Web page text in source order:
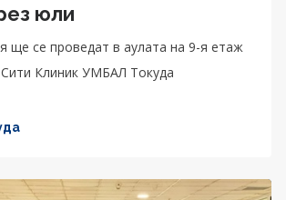
юли
ще се проведат в аулата на 9-я етаж
Клиник УМБАЛ Токуда